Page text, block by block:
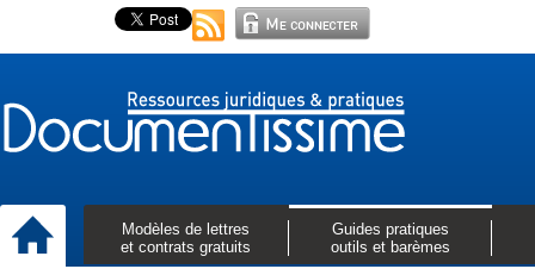
Modèles de lettres
et contrats gratuits
Guides pratiques
outils et barèmes